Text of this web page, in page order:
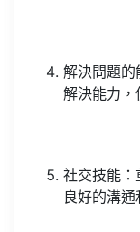
解決問題的
解決能力，
社交技能：
良好的溝通